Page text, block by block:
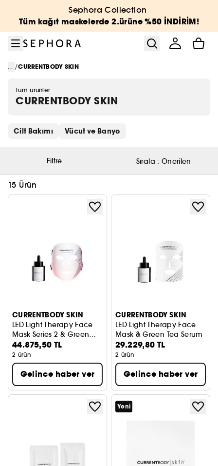
Sephora Collection
Tüm kağıt maskelerde 2.ürüne %50 İNDİRİM!
... /CURRENTBODY SKIN
Tüm ürünler
CURRENTBODY SKIN
Hızlı bağlantıları atla
Cilt Bakımı Vücut ve Banyo
Filtre Sırala : Önerilen
15 Ürün
CURRENTBODY SKIN
LED Light Therapy Face
Mask Series 2 & Green
Tea Serum
44.875,50 TL
2 ürün
Gelince haber ver
CURRENTBODY SKIN
LED Light Therapy Face
Mask & Green Tea Serum
29.229,80 TL
2 ürün
Gelince haber ver
Yeni